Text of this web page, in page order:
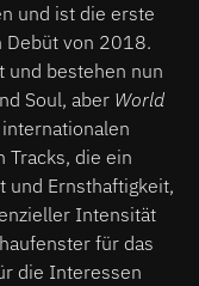
und ist die erste
Debüt von 2018.
und bestehen nun
Soul, aber World
Tracks, die ein
und Ernsthaftigkeit,
Intensität
für das
die Interessen